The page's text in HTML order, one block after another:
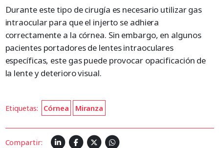
Durante este tipo de cirugía es necesario utilizar gas
intraocular para que el injerto se adhiera
correctamente a la córnea. Sin embargo, en algunos
pacientes portadores de lentes intraoculares
específicas, este gas puede provocar opacificación de
la lente y deterioro visual.
Etiquetas: Córnea Miranza
Compartir: